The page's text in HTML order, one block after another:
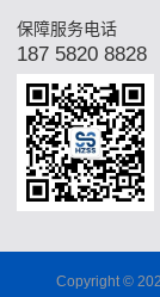
保障服务电话
187 5820 8828
Copyright ©